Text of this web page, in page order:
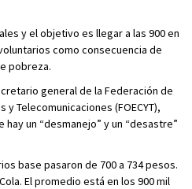
y el objetivo es llegar a las 900 en
como consecuencia de
pobreza.
general de la Federación de
Telecomunicaciones (FOECYT),
un “desmanejo” y un “desastre”
base pasaron de 700 a 734 pesos.
El promedio está en los 900 mil